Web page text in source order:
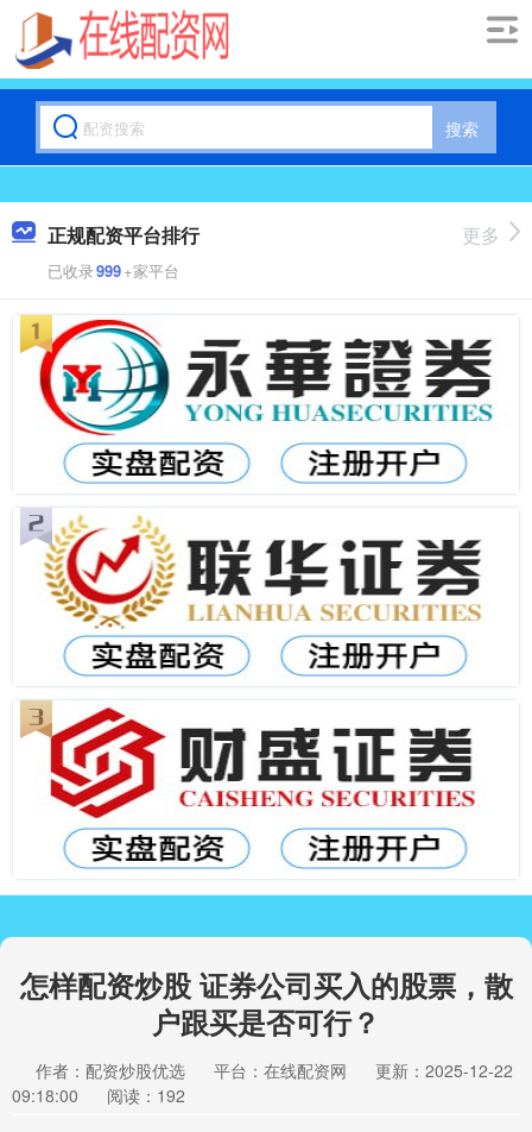
搜索
正规配资平台排行
已收录999+家平台
更多
怎样配资炒股 证券公司买入的股票，散
户跟买是否可行？
作者：配资炒股优选 平台：在线配资网
更新：2025-12-22
09:18:00
阅读：192